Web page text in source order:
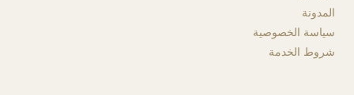
المدونة
سياسة الخصوصية
شروط الخدمة